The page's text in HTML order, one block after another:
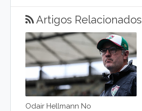
Artigos Relacionados
Odair Hellmann No